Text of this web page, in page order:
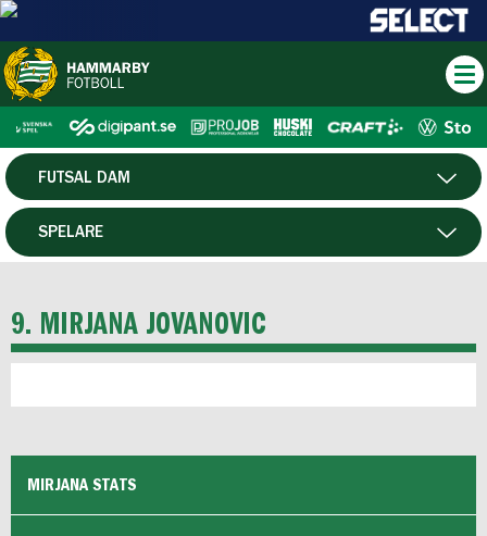
HERR
HTFF
F19
FUTSAL HERR
FUTSAL DAM
SPELARE
9. MIRJANA JOVANOVIC
MIRJANA STATS